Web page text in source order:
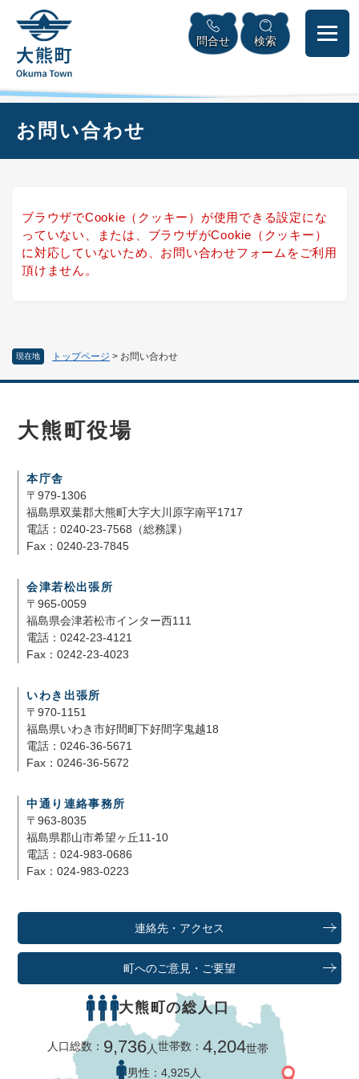
頭
メニューを飛ばして本文へ
問合せ 検索
現在地 トップページ > お問い合わせ
お問い合わせ
ブラウザでCookie（クッキー）が使用できる設定にな
っていない、または、ブラウザがCookie（クッキー）
に対応していないため、お問い合わせフォームをご利用
頂けません。
大熊町役場
本庁舎
〒979-1306
福島県双葉郡大熊町大字大川原字南平1717
電話：0240-23-7568（総務課）
Fax：0240-23-7845
会津若松出張所
〒965-0059
福島県会津若松市インター西111
電話：0242-23-4121
Fax：0242-23-4023
いわき出張所
〒970-1151
福島県いわき市好間町下好間字鬼越18
電話：0246-36-5671
Fax：0246-36-5672
中通り連絡事務所
〒963-8035
福島県郡山市希望ヶ丘11-10
電話：024-983-0686
Fax：024-983-0223
連絡先・アクセス
町へのご意見・ご要望
大熊町の総人口
人口総数： 9,736人世帯数：4,204世帯
男性： 4,925人